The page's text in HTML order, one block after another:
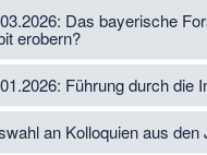
Das bayerische
erobern?
Führung durch die
an Kolloquien aus den